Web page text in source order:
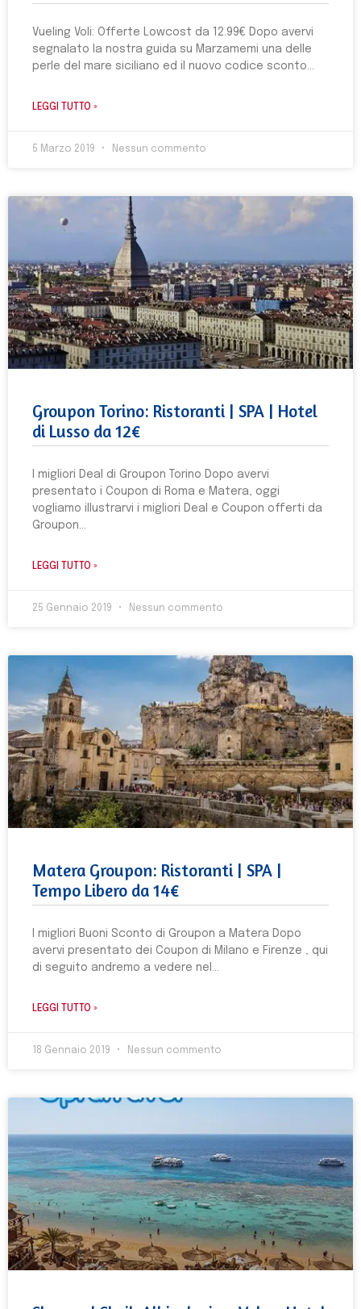
Vueling Voli: Offerte Lowcost da 12.99€ Dopo avervi
segnalato la nostra guida su Marzamemi una delle
perle del mare siciliano ed il nuovo codice sconto
LEGGI TUTTO »
5 Marzo 2019 Nessun commento
Groupon Torino: Ristoranti | SPA | Hotel
di Lusso da 12€
I migliori Deal di Groupon Torino Dopo avervi
presentato i Coupon di Roma e Matera, oggi
vogliamo illustrarvi i migliori Deal e Coupon offerti da
Groupon
LEGGI TUTTO »
25 Gennaio 2019 Nessun commento
Matera Groupon: Ristoranti | SPA |
Tempo Libero da 14€
I migliori Buoni Sconto di Groupon a Matera Dopo
avervi presentato dei Coupon di Milano e Firenze , qui
di seguito andremo a vedere nel
LEGGI TUTTO »
18 Gennaio 2019 Nessun commento